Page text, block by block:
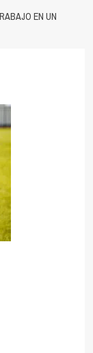
EN UN